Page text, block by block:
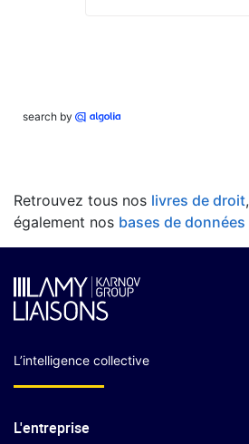
search by
Retrouvez tous nos livres de droit,
également nos bases de données
L’intelligence collective
L'entreprise